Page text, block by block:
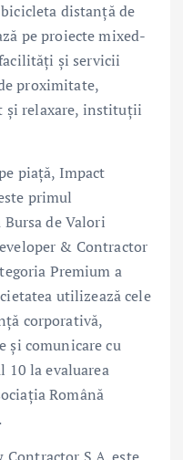
distanță de
pe proiecte mixed-
și servicii
proximitate,
și relaxare, instituții
piață, Impact
primul
de Valori
& Contractor
Premium a
utilizează cele
corporativă,
şi comunicare cu
la evaluarea
Română
S.A. este